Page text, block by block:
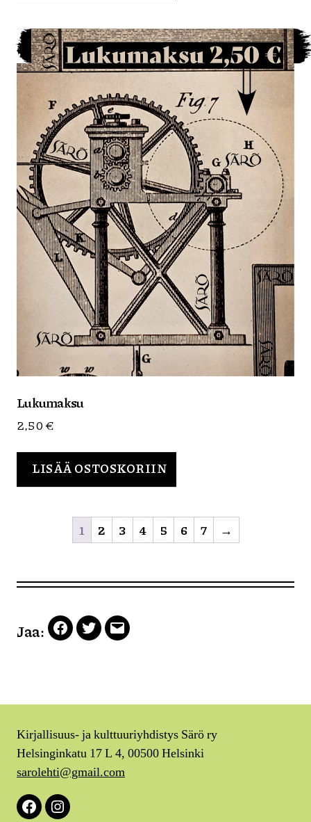
Lukumaksu
2,50€
LISÄÄ OSTOSKORIIN
1 2 3 4 5 6 7 →
Jaa: Facebook
TwitterEmail
Kirjallisuus- ja kulttuuriyhdistys Särö ry
Helsinginkatu 17 L 4, 00500 Helsinki
sarolehti@gmail.com
FacebookInstagram